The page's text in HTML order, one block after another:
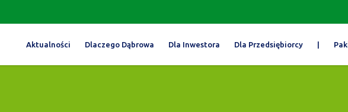
Aktualności Dlaczego Dąbrowa Dla Inwestora Dla Przedsiębiorcy |